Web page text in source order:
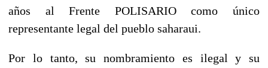
años al Frente POLISARIO como único
representante legal del pueblo saharaui.
Por lo tanto, su nombramiento es ilegal y su